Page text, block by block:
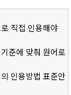
직접 인용해야
준에 맞춰 원어로
인용방법 표준안